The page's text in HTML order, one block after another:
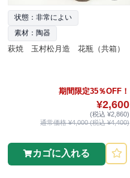
状態：非常によい
素材：陶器
萩焼 玉村松月造 花瓶（共箱）
期間限定35％OFF！
¥2,600
(税込 ¥2,860)
通常価格 ¥4,000 (税込 ¥4,400)
カゴに入れる